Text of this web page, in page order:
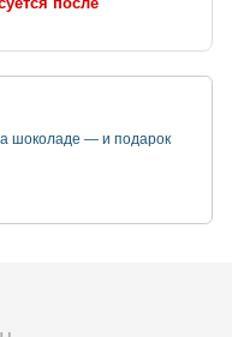
шоколаде — и подарок